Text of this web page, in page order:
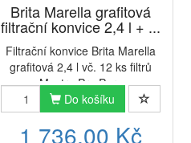
Brita Marella grafitová
filtrační konvice 2,4 l + ...
Filtrační konvice Brita Marella
grafitová 2,4 l vč. 12 ks filtrů
Maxtra Pro Pure
PerformanceModerní a stylová
konvice Brita Marella na filtrování
vody v tmavém grafitovém
Do košíku
1 736,00 Kč